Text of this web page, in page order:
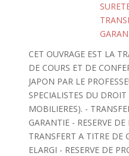
CET OUVRAGE EST LA
DE COURS ET DE
JAPON PAR LE
SPECIALISTES DU
MOBILIERES). -
GARANTIE - RESERVE
TRANSFERT A TITRE DE
ELARGI - RESERVE DE